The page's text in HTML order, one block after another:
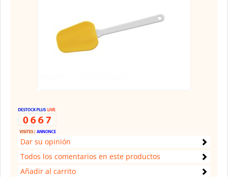
Dar su opinión
Todos los comentarios en este productos
Añadir al carrito